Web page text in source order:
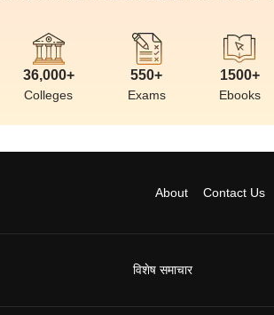
36,000+
Colleges
550+
Exams
1500+
Ebooks
About Contact Us
विशेष समाचार